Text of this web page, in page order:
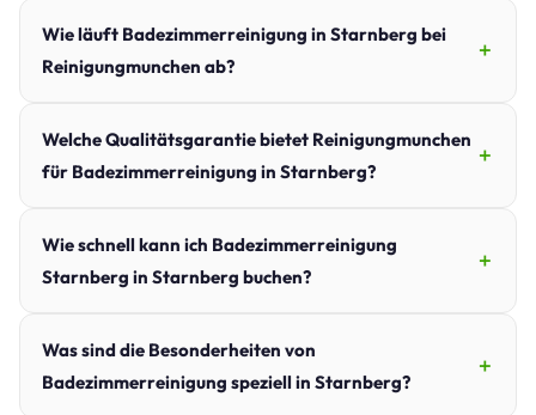
Wie läuft Badezimmerreinigung in Starnberg bei
Reinigungmunchen ab?
Welche Qualitätsgarantie bietet Reinigungmunchen
für Badezimmerreinigung in Starnberg?
Wie schnell kann ich Badezimmerreinigung
Starnberg in Starnberg buchen?
Was sind die Besonderheiten von
Badezimmerreinigung speziell in Starnberg?